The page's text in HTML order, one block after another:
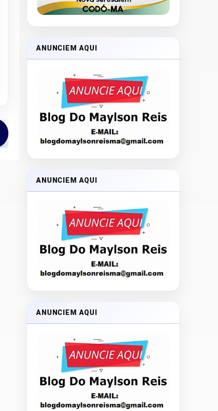
ANUNCIEM AQUI
ANUNCIEM AQUI
ANUNCIEM AQUI